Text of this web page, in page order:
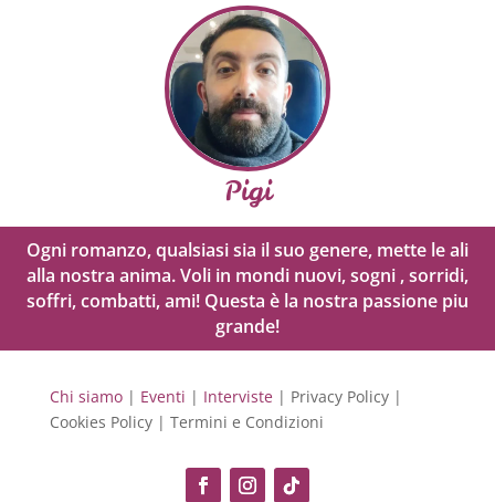
Pigi
Ogni romanzo, qualsiasi sia il suo genere, mette le ali
alla nostra anima. Voli in mondi nuovi, sogni , sorridi,
soffri, combatti, ami! Questa è la nostra passione piu
grande!
Chi siamo| Eventi | Interviste| Privacy Policy |
Cookies Policy | Termini e Condizioni